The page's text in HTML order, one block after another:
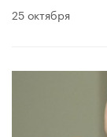
25 октября